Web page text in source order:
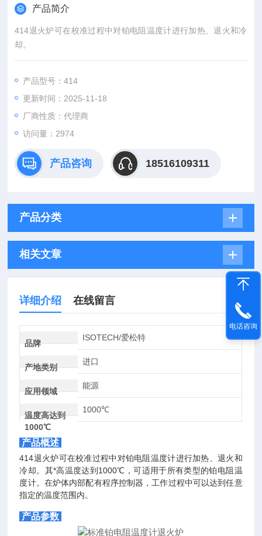
产品简介
414退火炉可在校准过程中对铂电阻温度计进行加热、退火和冷
却。
产品型号：414
更新时间：2025-11-18
厂商性质：代理商
访问量：2974
产品咨询 18516109311
产品分类
相关文章
详细介绍 在线留言
品牌
ISOTECH/爱松特
产地类别
进口
应用领域
能源
温度高达到
1000℃
1000℃
产品概述
414退火炉可在校准过程中对铂电阻温度计进行加热、退火和
冷却。其*高温度达到1000℃，可适用于所有类型的铂电阻温
度计。在炉体内部配有程序控制器，工作过程中可以达到任意
指定的温度范围内。
产品参数
电话咨询